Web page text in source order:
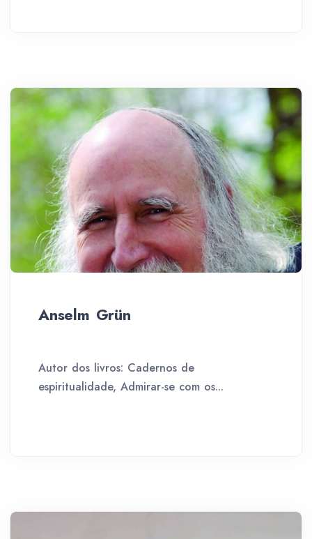
Anselm Grün
Autor dos livros: Cadernos de
espiritualidade, Admirar-se com os...